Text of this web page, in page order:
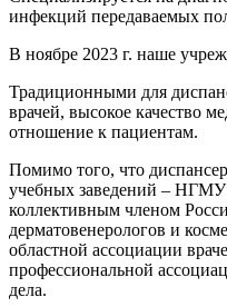
инфекций передаваемых
В ноябре 2023 г. наше
Традиционными для
врачей, высокое качество
отношение к пациентам.
Помимо того, что
учебных заведений –
коллективным членом
дерматовенерологов и
областной ассоциации
профессиональной
дела.